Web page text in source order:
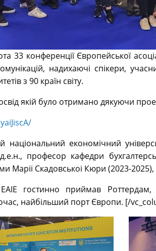
33 конференції Європейської
надихаючі спікери,
з 90 країн світу.
якій було отримано дякуючи
національний економічний
д.е.н., професор кафедри
Маріі Скадовськоі Кюри (2023-2025),
гостинно приймав
найбільший порт Європи. [/